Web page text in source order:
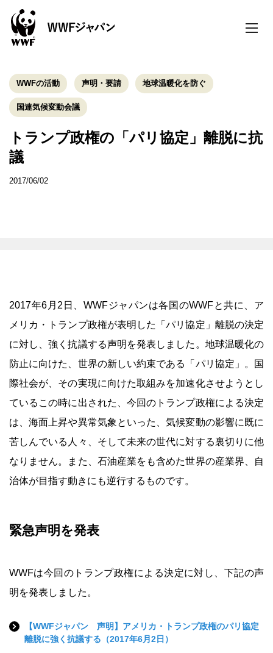
toggle
WWFの活動 声明・要請 地球温暖化を防ぐ
国連気候変動会議
トランプ政権の「パリ協定」離脱に抗
議
2017/06/02
2017年6月2日、WWFジャパンは各国のWWFと共に、ア
メリカ・トランプ政権が表明した「パリ協定」離脱の決定
に対し、強く抗議する声明を発表しました。地球温暖化の
防止に向けた、世界の新しい約束である「パリ協定」。国
際社会が、その実現に向けた取組みを加速化させようとし
ているこの時に出された、今回のトランプ政権による決定
は、海面上昇や異常気象といった、気候変動の影響に既に
苦しんでいる人々、そして未来の世代に対する裏切りに他
なりません。また、石油産業をも含めた世界の産業界、自
治体が目指す動きにも逆行するものです。
緊急声明を発表
WWFは今回のトランプ政権による決定に対し、下記の声
明を発表しました。
【WWFジャパン 声明】アメリカ・トランプ政権のパリ協定
離脱に強く抗議する（2017年6月2日）